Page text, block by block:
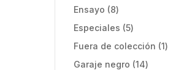
productos
Ensayo 88
productos
Especiales 55
productos
Fuera de colección 11
Garaje negro 1414